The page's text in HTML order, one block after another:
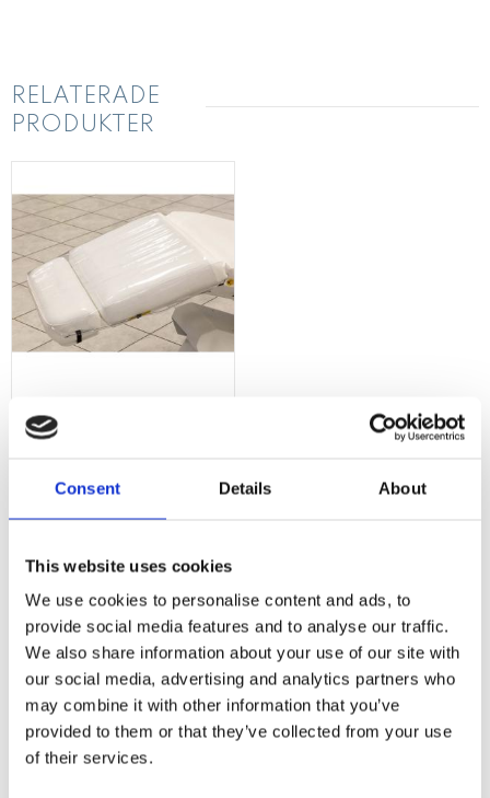
Consent Details About
This website uses cookies
We use cookies to personalise content and ads, to
provide social media features and to analyse our traffic.
We also share information about your use of our site with
our social media, advertising and analytics partners who
may combine it with other information that you’ve
provided to them or that they’ve collected from your use
of their services.
Omdömen
Du
RELATERADE
PRODUKTER
Skyddsöverdrag för
bänkar, transparent plast
Lägg till i favoriter